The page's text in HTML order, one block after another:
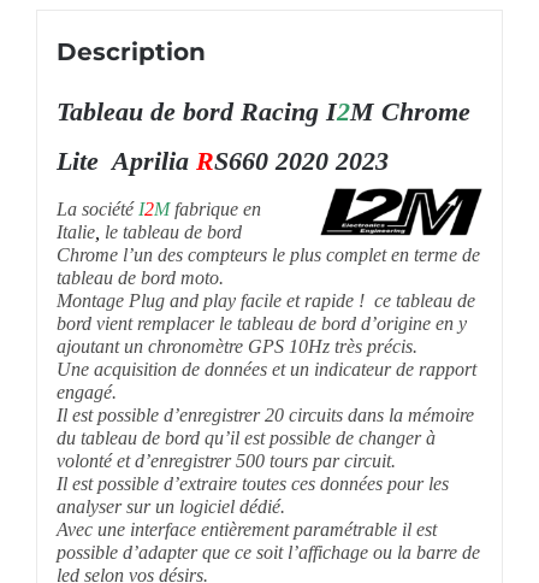
Description
Tableau de bord Racing I2M Chrome
Lite Aprilia RS660 2020 2023
La société I2M fabrique en
Italie, le tableau de bord
Chrome l’un des compteurs le plus complet en terme de
tableau de bord moto.
Montage Plug and play facile et rapide ! ce tableau de
bord vient remplacer le tableau de bord d’origine en y
ajoutant un chronomètre GPS 10Hz très précis.
Une acquisition de données et un indicateur de rapport
engagé.
Il est possible d’enregistrer 20 circuits dans la mémoire
du tableau de bord qu’il est possible de changer à
volonté et d’enregistrer 500 tours par circuit.
Il est possible d’extraire toutes ces données pour les
analyser sur un logiciel dédié.
Avec une interface entièrement paramétrable il est
possible d’adapter que ce soit l’affichage ou la barre de
led selon vos désirs.